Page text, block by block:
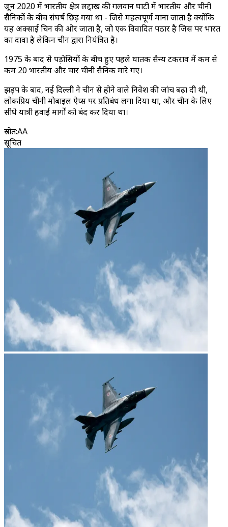
जून 2020 में भारतीय क्षेत्र लद्दाख की गलवान घाटी में भारतीय और चीनी
सैनिकों के बीच संघर्ष छिड़ गया था - जिसे महत्वपूर्ण माना जाता है क्योंकि
यह अक्साई चिन की ओर जाता है, जो एक विवादित पठार है जिस पर भारत
का दावा है लेकिन चीन द्वारा नियंत्रित है।
1975 के बाद से पड़ोसियों के बीच हुए पहले घातक सैन्य टकराव में कम से
कम 20 भारतीय और चार चीनी सैनिक मारे गए।
झड़प के बाद, नई दिल्ली ने चीन से होने वाले निवेश की जांच बढ़ा दी थी,
लोकप्रिय चीनी मोबाइल ऐप्स पर प्रतिबंध लगा दिया था, और चीन के लिए
सीधे यात्री हवाई मार्गों को बंद कर दिया था।
स्रोत:AA
सूचित